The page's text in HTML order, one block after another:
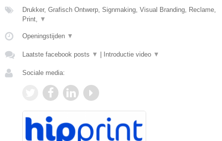
Drukker, Grafisch Ontwerp, Signmaking, Visual Branding, Reclame,
Print,
▼
Openingstijden ▼
Laatste facebook posts ▼ | Introductie video ▼
Sociale media: